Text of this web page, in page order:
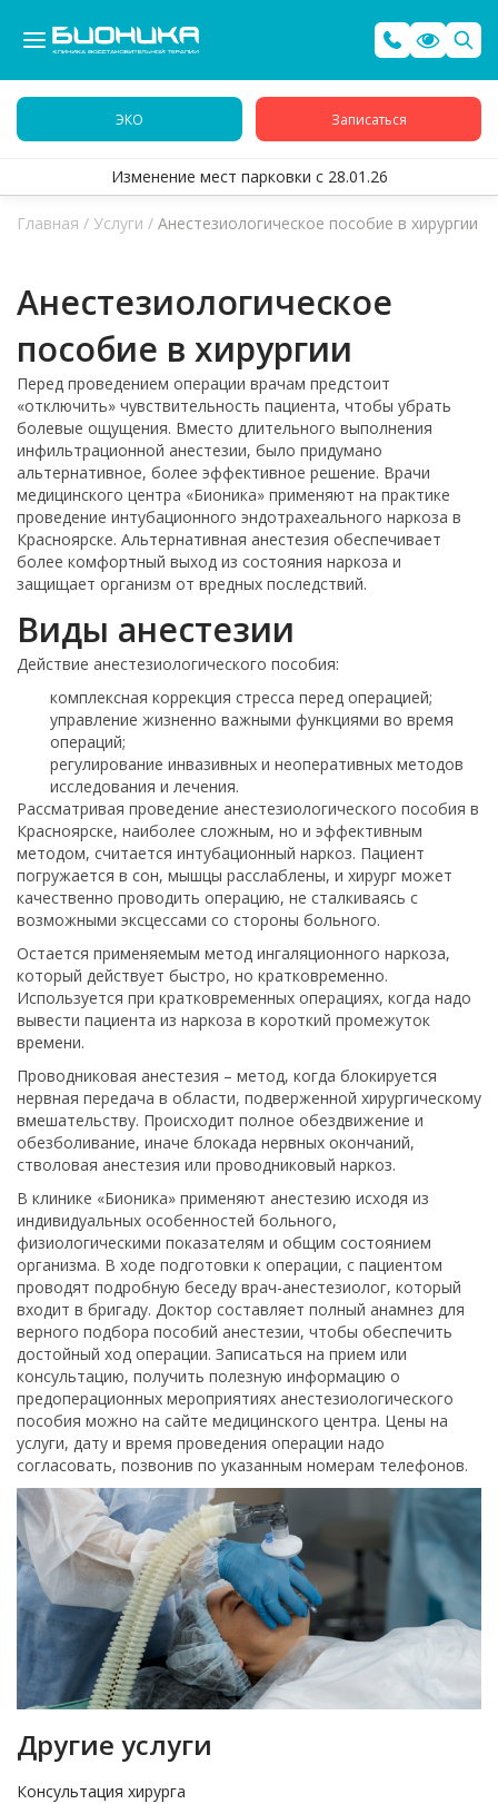
ЭКО Записаться
Изменение мест парковки с 28.01.26
Главная / Услуги / Анестезиологическое пособие в хирургии
Анестезиологическое
пособие в хирургии
Перед проведением операции врачам предстоит
«отключить» чувствительность пациента, чтобы убрать
болевые ощущения. Вместо длительного выполнения
инфильтрационной анестезии, было придумано
альтернативное, более эффективное решение. Врачи
медицинского центра «Бионика» применяют на практике
проведение интубационного эндотрахеального наркоза в
Красноярске. Альтернативная анестезия обеспечивает
более комфортный выход из состояния наркоза и
защищает организм от вредных последствий.
Виды анестезии
Действие анестезиологического пособия:
комплексная коррекция стресса перед операцией;
управление жизненно важными функциями во время
операций;
регулирование инвазивных и неоперативных методов
исследования и лечения.
Рассматривая проведение анестезиологического пособия в
Красноярске, наиболее сложным, но и эффективным
методом, считается интубационный наркоз. Пациент
погружается в сон, мышцы расслаблены, и хирург может
качественно проводить операцию, не сталкиваясь с
возможными эксцессами со стороны больного.
Остается применяемым метод ингаляционного наркоза,
который действует быстро, но кратковременно.
Используется при кратковременных операциях, когда надо
вывести пациента из наркоза в короткий промежуток
времени.
Проводниковая анестезия – метод, когда блокируется
нервная передача в области, подверженной хирургическому
вмешательству. Происходит полное обездвижение и
обезболивание, иначе блокада нервных окончаний,
стволовая анестезия или проводниковый наркоз.
В клинике «Бионика» применяют анестезию исходя из
индивидуальных особенностей больного,
физиологическими показателям и общим состоянием
организма. В ходе подготовки к операции, с пациентом
проводят подробную беседу врач-анестезиолог, который
входит в бригаду. Доктор составляет полный анамнез для
верного подбора пособий анестезии, чтобы обеспечить
достойный ход операции. Записаться на прием или
консультацию, получить полезную информацию о
предоперационных мероприятиях анестезиологического
пособия можно на сайте медицинского центра. Цены на
услуги, дату и время проведения операции надо
согласовать, позвонив по указанным номерам телефонов.
Другие услуги
Консультация хирурга